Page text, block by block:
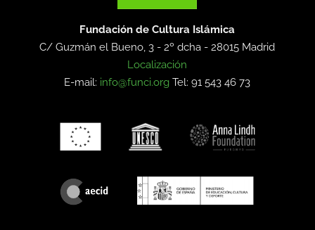
Fundación de Cultura Islámica
C/ Guzmán el Bueno, 3 - 2º dcha -28015 Madrid
Localización
E-mail: info@funci.org Tel: 91 543 46 73